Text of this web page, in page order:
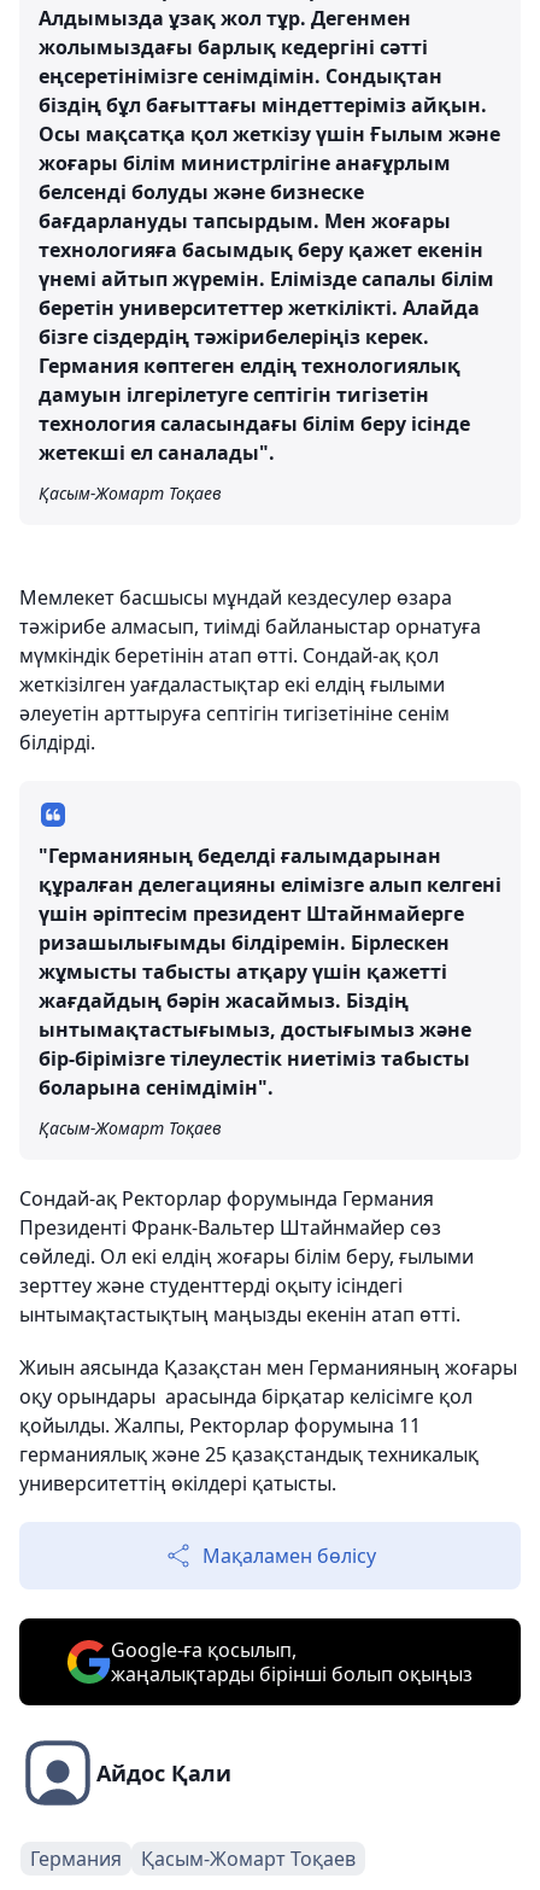
Алдымызда ұзақ жол тұр. Дегенмен
жолымыздағы барлық кедергіні сәтті
еңсеретінімізге сенімдімін. Сондықтан
біздің бұл бағыттағы міндеттеріміз айқын.
Осы мақсатқа қол жеткізу үшін Ғылым және
жоғары білім министрлігіне анағұрлым
белсенді болуды және бизнеске
бағдарлануды тапсырдым. Мен жоғары
технологияға басымдық беру қажет екенін
үнемі айтып жүремін. Елімізде сапалы білім
беретін университеттер жеткілікті. Алайда
бізге сіздердің тәжірибелеріңіз керек.
Германия көптеген елдің технологиялық
дамуын ілгерілетуге септігін тигізетін
технология саласындағы білім беру ісінде
жетекші ел саналады".
Қасым-Жомарт Тоқаев
Мемлекет басшысы мұндай кездесулер өзара
тәжірибе алмасып, тиімді байланыстар орнатуға
мүмкіндік беретінін атап өтті. Сондай-ақ қол
жеткізілген уағдаластықтар екі елдің ғылыми
әлеуетін арттыруға септігін тигізетініне сенім
білдірді.
"Германияның беделді ғалымдарынан
құралған делегацияны елімізге алып келгені
үшін әріптесім президент Штайнмайерге
ризашылығымды білдіремін. Бірлескен
жұмысты табысты атқару үшін қажетті
жағдайдың бәрін жасаймыз. Біздің
ынтымақтастығымыз, достығымыз және
бір-бірімізге тілеулестік ниетіміз табысты
боларына сенімдімін".
Қасым-Жомарт Тоқаев
Сондай-ақ Ректорлар форумында Германия
Президенті Франк-Вальтер Штайнмайер сөз
сөйледі. Ол екі елдің жоғары білім беру, ғылыми
зерттеу және студенттерді оқыту ісіндегі
ынтымақтастықтың маңызды екенін атап өтті.
Жиын аясында Қазақстан мен Германияның жоғары
оқу орындары арасында бірқатар келісімге қол
қойылды. Жалпы, Ректорлар форумына 11
германиялық және 25 қазақстандық техникалық
университеттің өкілдері қатысты.
Мақаламен бөлісу
Google-ға қосылып,
жаңалықтарды бірінші болып оқыңыз
Айдос Қали
Германия Қасым-Жомарт Тоқаев